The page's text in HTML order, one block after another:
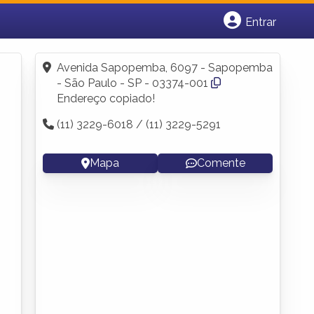
Entrar
Fazer login
Criar conta
Avenida Sapopemba, 6097 - Sapopemba
- São Paulo - SP - 03374-001
Endereço copiado!
(11) 3229-6018 / (11) 3229-5291
Mapa Comente